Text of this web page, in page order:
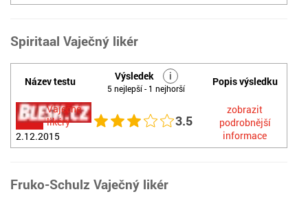
Spiritaal Vaječný likér
Název testu Výsledek i
5 nejlepší - 1 nejhorší
Popis výsledku
Vaječné
likéry
2.12.2015
3.5
zobrazit
podrobnější
informace
Fruko-Schulz Vaječný likér